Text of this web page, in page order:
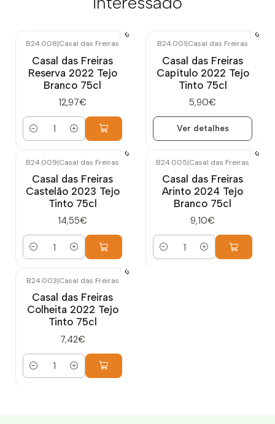
B24.008|Casal das Freiras
Casal das Freiras
Reserva 2022 Tejo
Branco 75cl
12,97€
Quantidade
B24.001|Casal das Freiras
Casal das Freiras
Capítulo 2022 Tejo
Tinto 75cl
5,90€
Ver detalhes
B24.009|Casal das Freiras
Casal das Freiras
Castelão 2023 Tejo
Tinto 75cl
14,55€
Quantidade
B24.005|Casal das Freiras
Casal das Freiras
Arinto 2024 Tejo
Branco 75cl
9,10€
Quantidade
B24.003|Casal das Freiras
Casal das Freiras
Colheita 2022 Tejo
Tinto 75cl
7,42€
Quantidade